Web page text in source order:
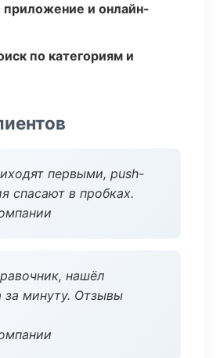
и онлайн-
по категориям и
первыми, push-
спасают в пробках.
нашёл
за минуту. Отзывы